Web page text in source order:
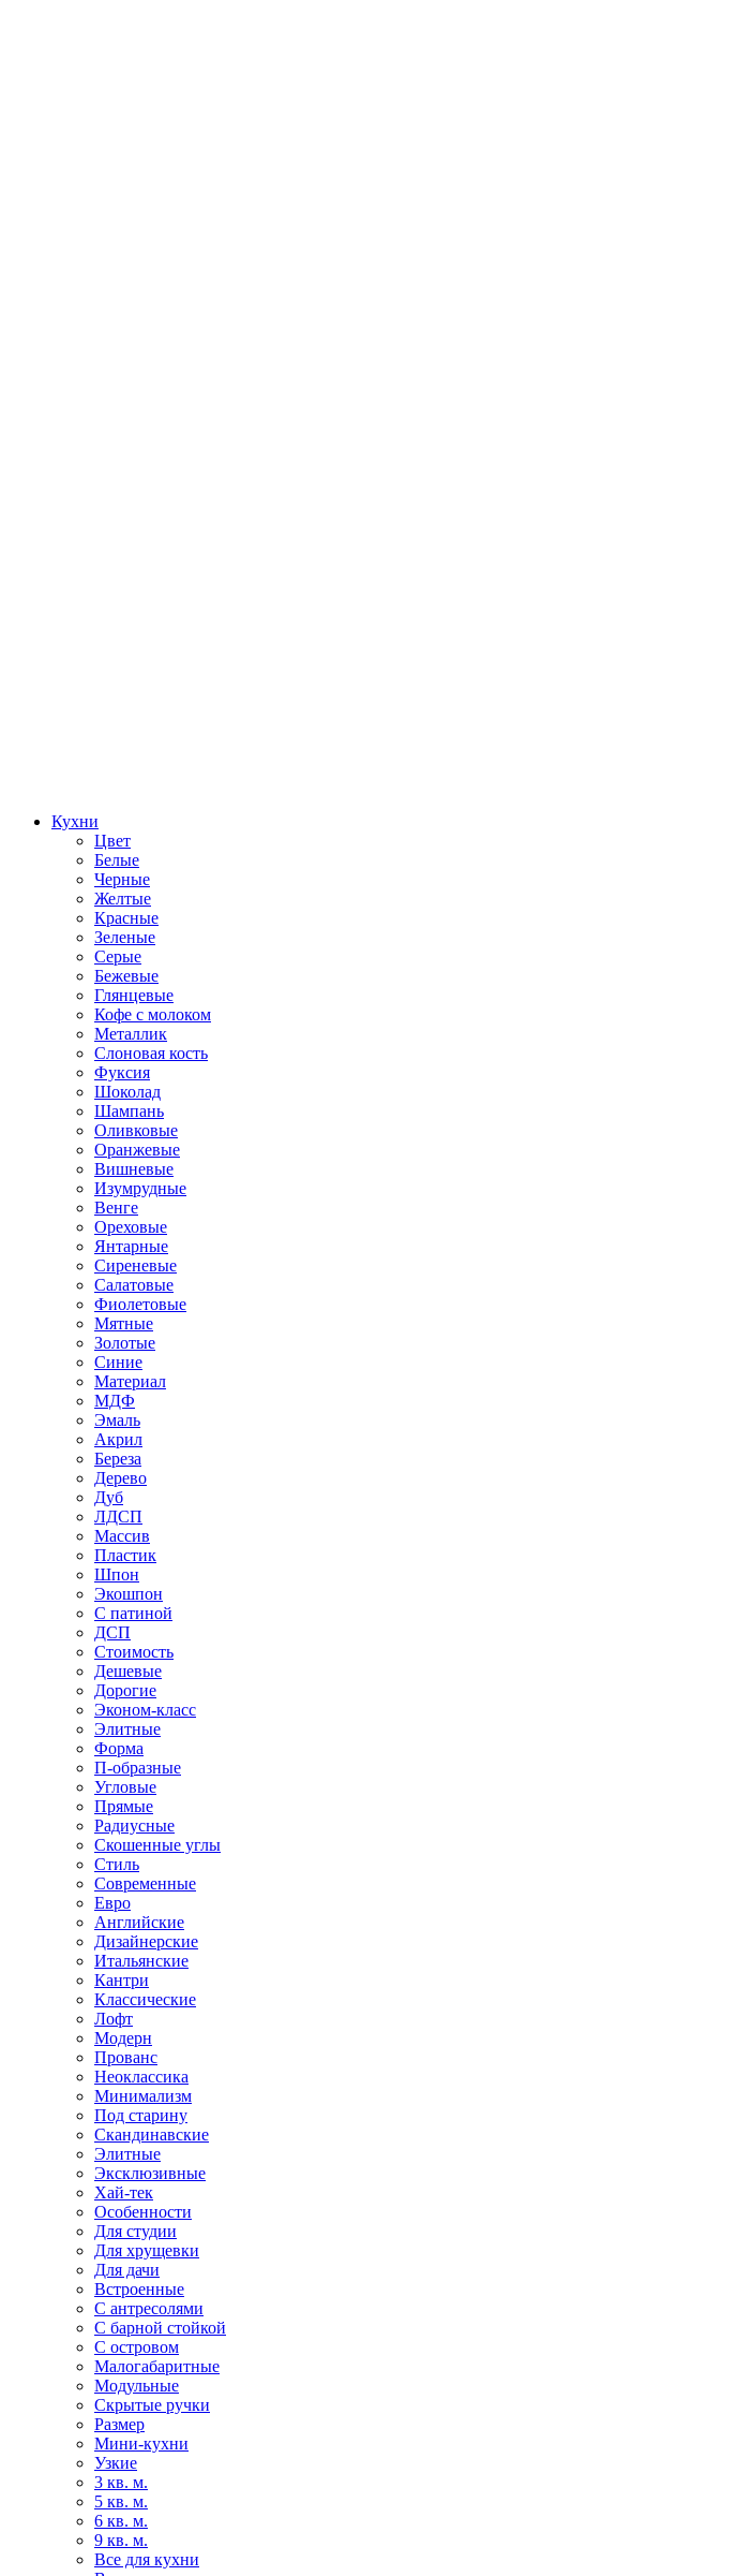
Кухни
Цвет
Белые
Черные
Желтые
Красные
Зеленые
Серые
Бежевые
Глянцевые
Кофе с молоком
Металлик
Слоновая кость
Фуксия
Шоколад
Шампань
Оливковые
Оранжевые
Вишневые
Изумрудные
Венге
Ореховые
Янтарные
Сиреневые
Салатовые
Фиолетовые
Мятные
Золотые
Синие
Материал
МДФ
Эмаль
Акрил
Береза
Дерево
Дуб
ЛДСП
Массив
Пластик
Шпон
Экошпон
С патиной
ДСП
Стоимость
Дешевые
Дорогие
Эконом-класс
Элитные
Форма
П-образные
Угловые
Прямые
Радиусные
Скошенные углы
Стиль
Современные
Евро
Английские
Дизайнерские
Итальянские
Кантри
Классические
Лофт
Модерн
Прованс
Неоклассика
Минимализм
Под старину
Скандинавские
Элитные
Эксклюзивные
Хай-тек
Особенности
Для студии
Для хрущевки
Для дачи
Встроенные
С антресолями
С барной стойкой
С островом
Малогабаритные
Модульные
Скрытые ручки
Размер
Мини-кухни
Узкие
3 кв. м.
5 кв. м.
6 кв. м.
9 кв. м.
Все для кухни